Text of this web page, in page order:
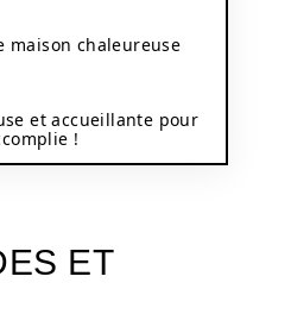
maison chaleureuse
et accueillante pour
!
ET